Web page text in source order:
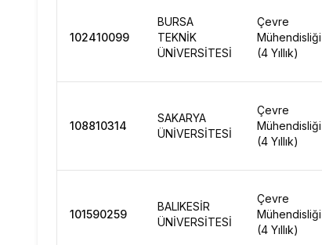
102410099
BURSA
TEKNİK
ÜNİVERSİTESİ
Çevre
Mühendisliği
(4 Yıllık)
108810314
SAKARYA
ÜNİVERSİTESİ
Çevre
Mühendisliği
(4 Yıllık)
101590259
BALIKESİR
ÜNİVERSİTESİ
Çevre
Mühendisliği
(4 Yıllık)